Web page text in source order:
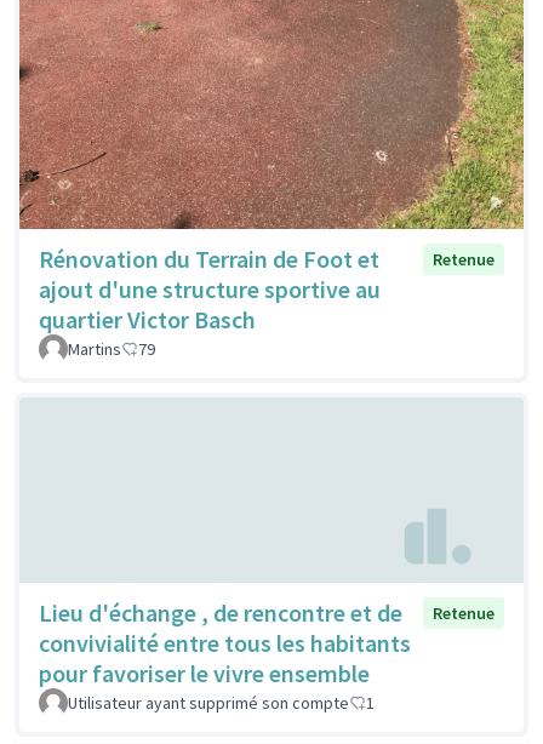
Rénovation du Terrain de Foot et
ajout d'une structure sportive au
quartier Victor Basch
Retenue
Martins 79
Lieu d'échange , de rencontre et de
convivialité entre tous les habitants
pour favoriser le vivre ensemble
Retenue
Utilisateur ayant supprimé son compte 1